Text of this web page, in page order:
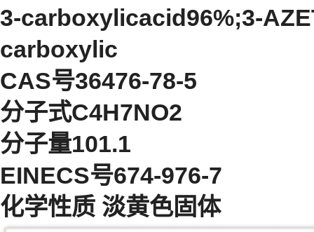
3-carboxylicacid96%;3-
carboxylic
CAS号36476-78-5
分子式C4H7NO2
分子量101.1
EINECS号674-976-7
化学性质 淡黄色固体